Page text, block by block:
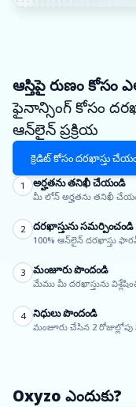
ఆస్తిపై రుణం
ఫైనాన్సింగ్ కోసం
ఆన్‌లైన్ ప్రక్రియ
క్రెడిట్ కోసం దరఖాస్తు
1 అర్హతను తనిఖీ చేయండి
మీ లోన్ అర్హతను తనిఖీ
2 దరఖాస్తును సమర్పించండి
100% ఆన్‌లైన్ దరఖాస్తు
3 మంజూరు పొందండి
మేము మీ దరఖాస్తును
4 నిధులు పొందండి
మంజూరు చేసిన 2
Oxyzo ఎందుకు?